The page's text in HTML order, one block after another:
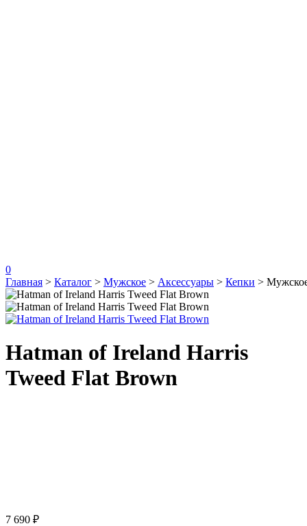
0
Главная > Каталог > Мужское > Аксессуары > Кепки >
Hatman of Ireland Harris
Tweed Flat Brown
7 690 ₽